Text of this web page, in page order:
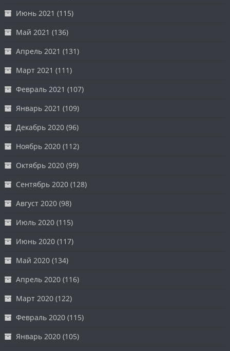
Июнь 2021 (115)
Май 2021 (136)
Апрель 2021 (131)
Март 2021 (111)
Февраль 2021 (107)
Январь 2021 (109)
Декабрь 2020 (96)
Ноябрь 2020 (112)
Октябрь 2020 (99)
Сентябрь 2020 (128)
Август 2020 (98)
Июль 2020 (115)
Июнь 2020 (117)
Май 2020 (134)
Апрель 2020 (116)
Март 2020 (122)
Февраль 2020 (115)
Январь 2020 (105)